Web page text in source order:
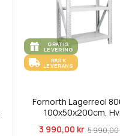
GRATIS
LEVERING
RASK
LEVERANS
Fornorth Lagerreol
100x50x200cm,
3 990,00 kr 5 990,00